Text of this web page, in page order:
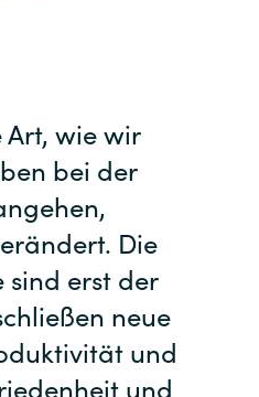
wie wir
bei der
Die
sind erst der
neue
und
und